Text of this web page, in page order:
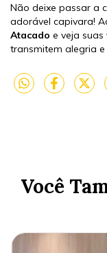
Não deixe passar a
adorável capivara!
Atacado e veja
transmitem alegria e
Você